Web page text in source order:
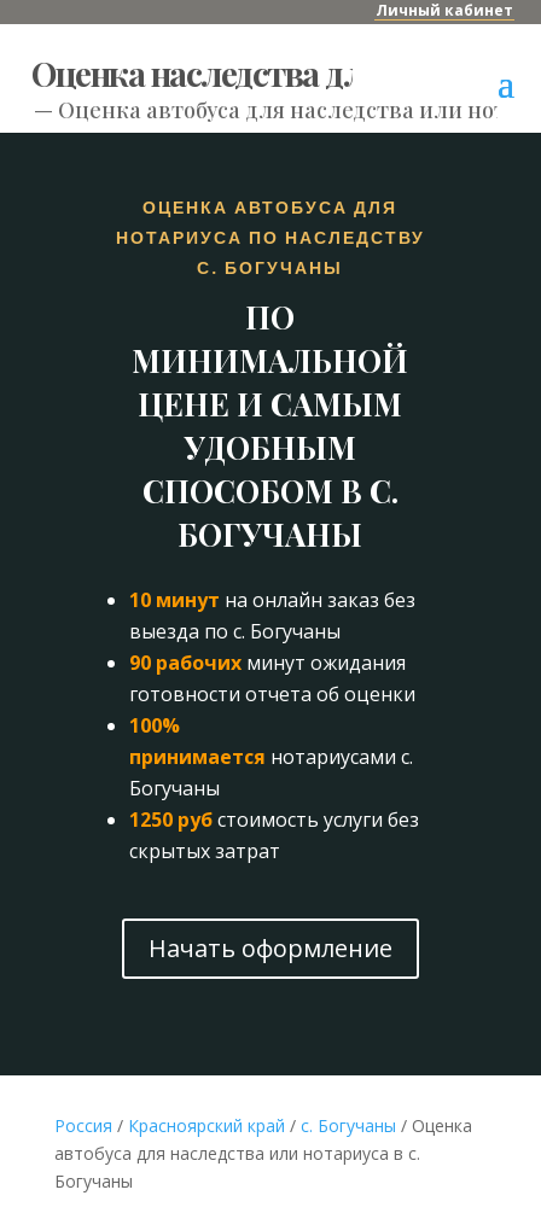
Личный кабинет
Оценка наследства для нотариуса
— Оценка автобуса для наследства или
ОЦЕНКА АВТОБУСА ДЛЯ
НОТАРИУСА ПО НАСЛЕДСТВУ
С. БОГУЧАНЫ
ПО
МИНИМАЛЬНОЙ
ЦЕНЕ И САМЫМ
УДОБНЫМ
СПОСОБОМ В С.
БОГУЧАНЫ
10 минут на онлайн заказ без
выезда по с. Богучаны
90 рабочихминут ожидания
готовности отчета об оценки
100%
принимается нотариусами с.
Богучаны
1250 рубстоимость услуги без
скрытых затрат
Начать оформление
Россия / Красноярский край / с. Богучаны / Оценка
автобуса для наследства или нотариуса в с.
Богучаны